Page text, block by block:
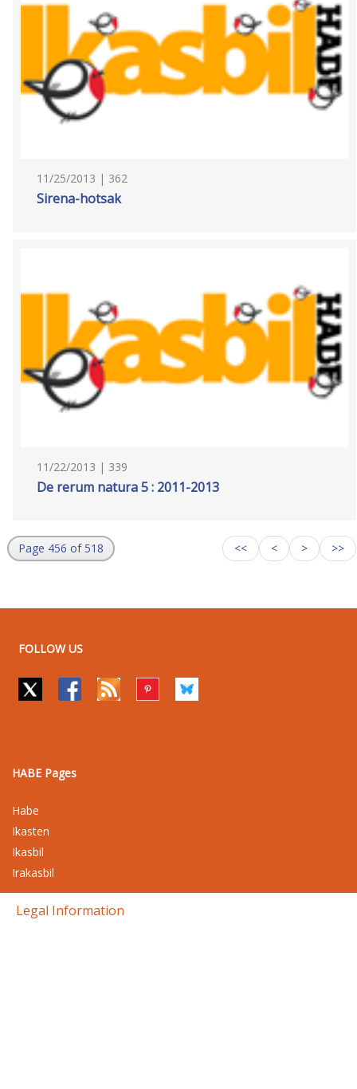
11/25/2013 | 362
Sirena-hotsak
11/22/2013 | 339
De rerum natura 5 : 2011-2013
Page 456 of 518 << < > >>
FOLLOW US
HABE Pages
Habe
Ikasten
Ikasbil
Irakasbil
Legal Information